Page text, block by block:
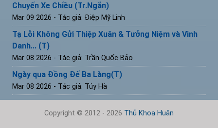
Chuyến Xe Chiều (Tr.Ngắn)
Mar 09 2026 - Tác giả: Điệp Mỹ Linh
Tạ Lỗi Không Gửi Thiệp Xuân & Tưởng Niệm và Vinh
Danh... (T)
Mar 08 2026 - Tác giả: Trần Quốc Bảo
Ngày qua Đồng Đế Ba Làng(T)
Mar 08 2026 - Tác giả: Túy Hà
Copyright © 2012 - 2026 Thủ Khoa Huân